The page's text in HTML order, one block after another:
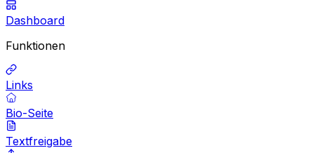
Dashboard
Funktionen
Links
Bio-Seite
Textfreigabe